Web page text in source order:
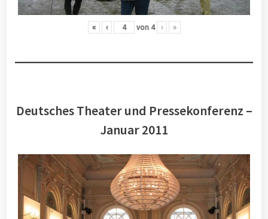
« ‹ von 4 › »
Deutsches Theater und Pressekonferenz –
Januar 2011